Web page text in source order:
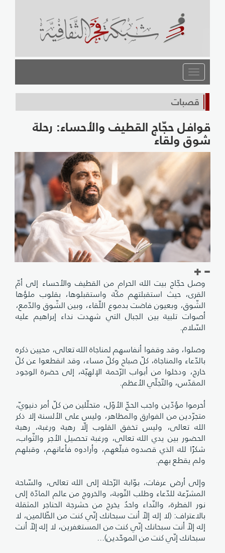
القائمة
قصبات
قوافل حجّاج القطيف والأحساء: رحلة
شوق ولقاء
وصل حجّاج بيت الله الحرام من القطيف والأحساء إلى أمّ
القرى، حيث استقبلتهم مكّة واستقبلوها، بقلوب ملؤها
الشّوق، وبعيون فاضت بدموع اللّقاء، وبين الشّوق والدّمع،
أصوات تلبية بين الجبال التي شهدت نداء إبراهيم عليه
السّلام.
وصلوا، وقد وقفوا أنفاسهم لمناجاة الله تعالى، محيين ذكره
بالدّعاء والمناجاة، كلّ صباح وكلّ مساء، وقد انقطعوا عن كلّ
خارج، ودخلوا من أبواب الرّحمة الإلهيّة، إلى حضرة الوجود
المقدّس، والتّجلّي الأعظم.
أحرموا مؤدّين واجب الحجّ الأوّل، متحلّلين من كلّ أمر دنيويّ،
متجرّدين من الفوارق والمظاهر، وليس على الألسنة إلا ذكر
الله تعالى، وليس تخفق القلوب إلّا رهبة ورغبة، رهبة
الحضور بين يدي الله تعالى، ورغبة تحصيل الأجر والثّواب،
شكرًا لله الذي قصدوه فبلّغهم، وأرادوه فأعانهم، وقبلهم
ولم يقطع بهم.
وإلى أرض عرفات، بوّابة الرّحلة إلى الله تعالى، والسّاحة
المشرّعة للدّعاء وطلب التّوبة، والخروج من عالم المادّة إلى
نور الفطرة، والنّداء واحدٌ يخرج من حشرجة الحناجر المثقلة
بالاعتراف: (لا إله إلاّ أنت سبحانك إنّي كنت من الظّالمين، لا
إله إلاّ أنت سبحانك إنّي كنت من المستغفرين، لا إله إلاّ أنت
سبحانك إنّي كنت من الموحّدين)...